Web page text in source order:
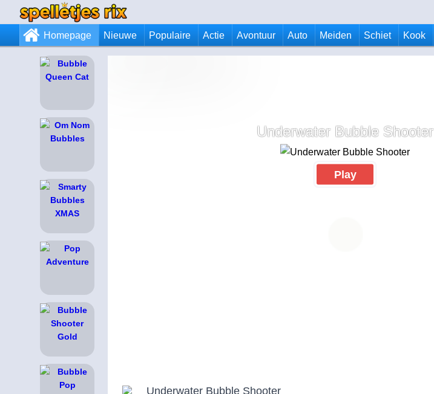
Homepage Nieuwe Populaire Actie Avontuur Auto Meiden Schiet Kook
Underwater Bubble Shooter
Play
Underwater Bubble Shooter